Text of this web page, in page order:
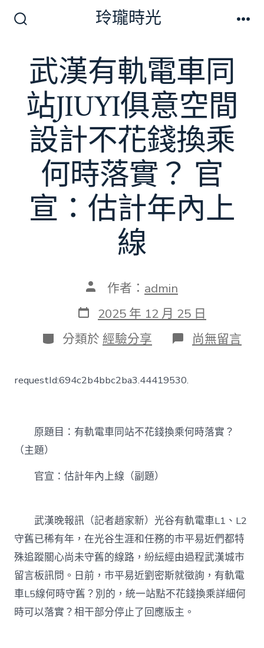
切
換
開
關
玲瓏時光
武漢有軌電車同
站JIUYI俱意空間
設計不花錢換乘
何時落實？ 官
宣：估計年內上
線
文
作
者
作者： admin
發
表
日
期
2025 年 12 月 25 日
分
類
分類於 經驗分享 在
〈武
站
計
不
花
錢
換
乘
何
時
尚無留言
requestId:694c2b4bbc2ba3.44419530.
原題目：有軌電車同站不花錢換乘何時落實？
（主題）
官宣：估計年內上線（副題）
武漢晚報訊（記者趙家新）光谷有軌電車L1、L2
守舊已稀有年，在光谷生涯和任務的市平易近們都特
殊追蹤關心尚未守舊的線路，紛紜經由過程武漢城市
留言板訊問。日前，市平易近劉密斯就徵詢，有軌電
車L5線何時守舊？別的，統一站點不花錢換乘詳細何
時可以落實？相干部分停止了回應版主。